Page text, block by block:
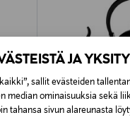
JA
sallit evästeiden
median ominaisuuksia sekä
tahansa sivun alareunasta